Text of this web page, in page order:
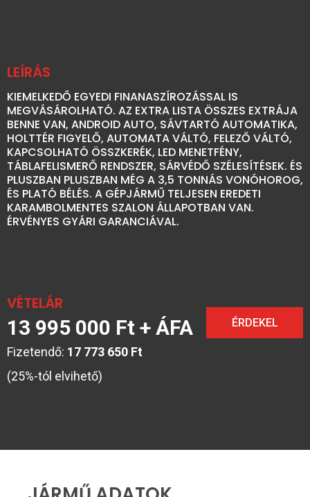
LEÍRÁS
KIEMELKEDŐ EGYEDI FINANASZÍROZÁSSAL IS
MEGVÁSÁROLHATÓ. AZ EXTRA LISTA ÖSSZES EXTRÁJA
BENNE VAN, ANDROID AUTO, SÁVTARTÓ AUTOMATIKA,
HOLTTÉR FIGYELŐ, AUTOMATA VÁLTÓ, FELEZŐ VÁLTÓ,
KAPCSOLHATÓ ÖSSZKERÉK, LED MENETFÉNY,
TÁBLAFELISMERŐ RENDSZER, SÁRVÉDŐ SZÉLESÍTÉSEK. ÉS
PLUSZBAN PLUSZBAN MÉG A 3,5 TONNÁS VONÓHOROG,
ÉS PLATÓ BÉLÉS. A GÉPJÁRMŰ TELJESEN EREDETI
KARAMBOLMENTES SZALON ÁLLAPOTBAN VAN.
ÉRVÉNYES GYÁRI GARANCIÁVAL.
VÉTELÁR
13 995 000 Ft + ÁFA
Fizetendő: 17 773 650 Ft
(25%-tól elvihető)
ÉRDEKEL